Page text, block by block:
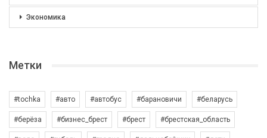
Экономика
Метки
#tochka #авто #автобус #барановичи #беларусь
#берёза #бизнес_брест #брест #брестская_область